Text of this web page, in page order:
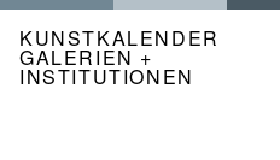
Direkt
zum
Inhalt
KUNSTKALENDER
GALERIEN +
INSTITUTIONEN